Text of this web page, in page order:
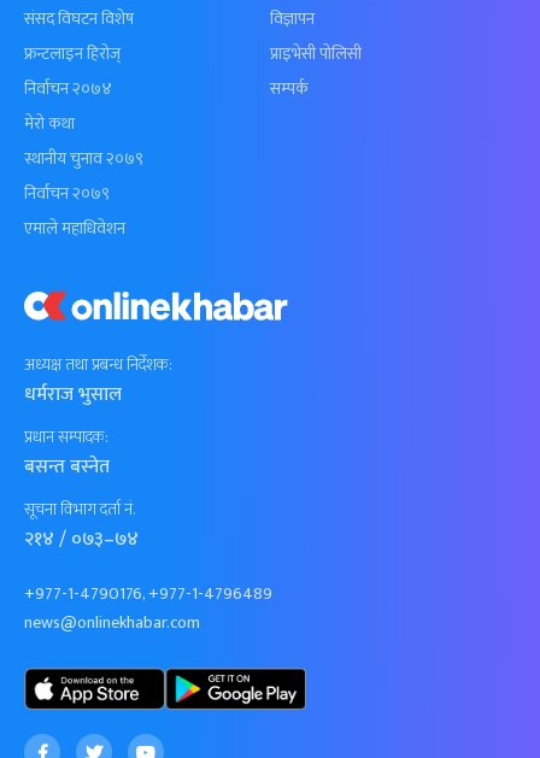
अध्यक्ष तथा प्रबन्ध निर्देशक:
धर्मराज भुसाल
प्रधान सम्पादक:
बसन्त बस्नेत
सूचना विभाग दर्ता नं.
२१४ / ०७३–७४
+977-1-4790176, +977-1-4796489
news@onlinekhabar.com
संसद विघटन विशेष
फ्रन्टलाइन हिरोज्
निर्वाचन २०७४
मेरो कथा
स्थानीय चुनाव २०७९
निर्वाचन २०७९
एमाले महाधिवेशन
विज्ञापन
प्राइभेसी पोलिसी
सम्पर्क